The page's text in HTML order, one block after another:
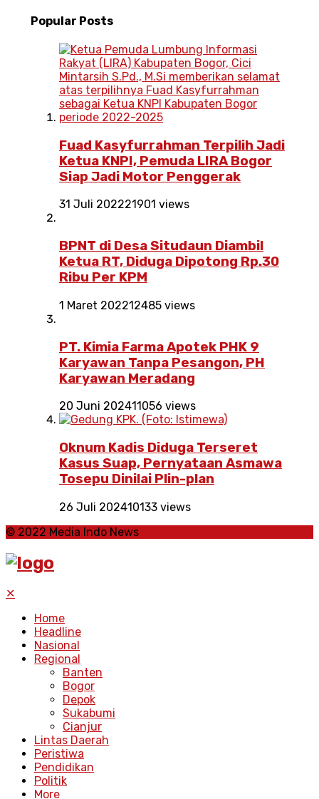
Popular Posts
Fuad Kasyfurrahman Terpilih Jadi
Ketua KNPI, Pemuda LIRA Bogor
Siap Jadi Motor Penggerak
31 Juli 202221901 views
BPNT di Desa Situdaun Diambil
Ketua RT, Diduga Dipotong Rp.30
Ribu Per KPM
1 Maret 202212485 views
PT. Kimia Farma Apotek PHK 9
Karyawan Tanpa Pesangon, PH
Karyawan Meradang
20 Juni 202411056 views
Oknum Kadis Diduga Terseret
Kasus Suap, Pernyataan Asmawa
Tosepu Dinilai Plin-plan
26 Juli 202410133 views
© 2022 Media Indo News
✕
Home
Headline
Nasional
Regional
Banten
Bogor
Depok
Sukabumi
Cianjur
Lintas Daerah
Peristiwa
Pendidikan
Politik
More